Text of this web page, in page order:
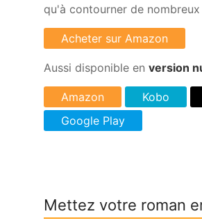
qu'à contourner de nombreux
Aussi disponible en version
Mettez votre roman